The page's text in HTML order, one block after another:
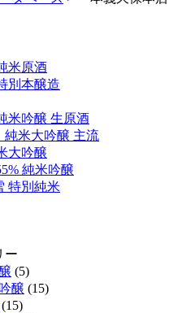
米原酒
別本醸造
米吟醸 生原酒
米大吟醸 主流
大吟醸
純米吟醸
特別純米
ー
(5)
醸 (15)
(15)